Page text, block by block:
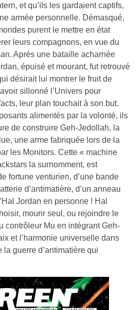
et qu’ils les gardaient captifs,
armée personnelle. Démasqué,
purent le mettre en état
leurs compagnons, en vue du
Après une bataille acharnée
épuisé et mourant, fut retrouvé
désirait lui montrer le fruit de
sillonné l’Univers pour
leur plan touchait à son but.
alimentés par la volonté, ils
de construire Geh-Jedollah, la
une arme fabriquée lors de la
les Monitors. Cette « machine
la surnomment, est
fortune venturien, d’une bande
d’antimatière, d’un anneau
Jordan en personne ! Hal
mourir seul, ou rejoindre le
contrôleur Mu en intégrant Geh-
et l’harmonie universelle dans
la guerre d’antimatière qui